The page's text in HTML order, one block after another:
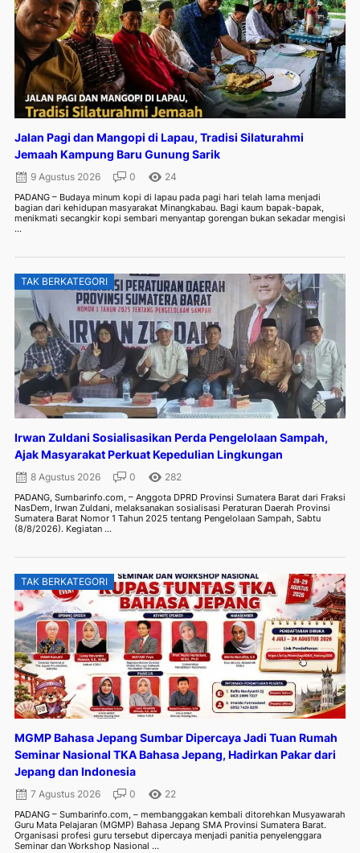
Jalan Pagi dan Mangopi di Lapau, Tradisi Silaturahmi
Jemaah Kampung Baru Gunung Sarik
9 Agustus 2026 0 24
PADANG – Budaya minum kopi di lapau pada pagi hari telah lama menjadi
bagian dari kehidupan masyarakat Minangkabau. Bagi kaum bapak-bapak,
menikmati secangkir kopi sembari menyantap gorengan bukan sekadar mengisi
...
TAK BERKATEGORI
Irwan Zuldani Sosialisasikan Perda Pengelolaan Sampah,
Ajak Masyarakat Perkuat Kepedulian Lingkungan
8 Agustus 2026 0 282
PADANG, Sumbarinfo.com, – Anggota DPRD Provinsi Sumatera Barat dari Fraksi
NasDem, Irwan Zuldani, melaksanakan sosialisasi Peraturan Daerah Provinsi
Sumatera Barat Nomor 1 Tahun 2025 tentang Pengelolaan Sampah, Sabtu
(8/8/2026). Kegiatan ...
TAK BERKATEGORI
MGMP Bahasa Jepang Sumbar Dipercaya Jadi Tuan Rumah
Seminar Nasional TKA Bahasa Jepang, Hadirkan Pakar dari
Jepang dan Indonesia
7 Agustus 2026 0 22
PADANG – Sumbarinfo.com, – membanggakan kembali ditorehkan Musyawarah
Guru Mata Pelajaran (MGMP) Bahasa Jepang SMA Provinsi Sumatera Barat.
Organisasi profesi guru tersebut dipercaya menjadi panitia penyelenggara
Seminar dan Workshop Nasional ...